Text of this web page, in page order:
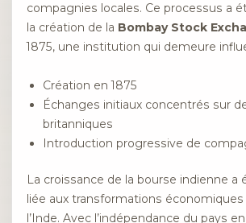
compagnies locales. Ce processus a
la création de la Bombay Stock
1875, une institution qui demeure
Création en 1875
Échanges initiaux concentrés sur
britanniques
Introduction progressive de
La croissance de la bourse indienne
liée aux transformations
l’Inde. Avec l’indépendance du pays